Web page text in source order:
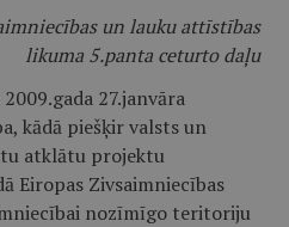
un lauku attīstības
likuma 5.panta ceturto daļu
27.janvāra
kādā piešķir valsts un
atklātu projektu
Eiropas Zivsaimniecības
nozīmīgo teritoriju